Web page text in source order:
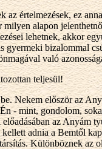
az értelmezések, ez
milyen alapon
lehetnek, akkor
gyermeki bizalommal
való
teljesül!
Nekem először az
- mint, gondolom,
az Anyám
adnia a Bemtől
Különböznek az